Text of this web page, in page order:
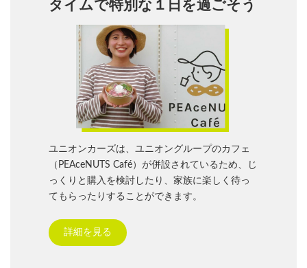
タイムで特別な１日を過ごそう
ユニオンカーズは、ユニオングループのカフェ
（PEAceNUTS Café）が併設されているため、じ
っくりと購入を検討したり、家族に楽しく待っ
てもらったりすることができます。
詳細を見る